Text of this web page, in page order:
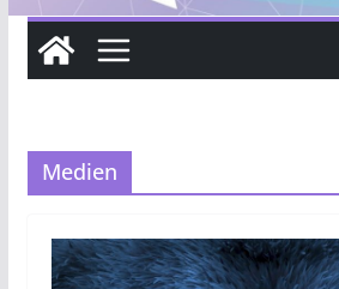
Medien